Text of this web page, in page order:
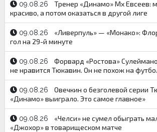
09.08.26
Тренер «Динамо» Мх Евсеев:
красиво, а потом оказаться в другой лиге
09.08.26
«Ливерпуль» — «Монако»:
гол на 29-й минуте
09.08.26
Форвард «Ростова»
не нравится Тюкавин. Он не похож на
09.08.26
Овечкин о безголевой серии
«Динамо» выиграло. Это самое главное»
09.08.26
«Челси» не сумел обыграть
«Джохор» в товарищеском матче